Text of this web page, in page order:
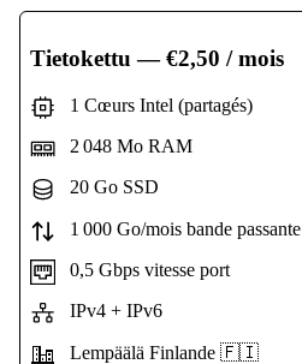
Tietokettu — €2,50 / mois
1 Cœurs Intel (partagés)
2 048 Mo RAM
20 Go SSD
1 000 Go/mois bande passante
0,5 Gbps vitesse port
IPv4 + IPv6
Lempäälä Finlande 🇫🇮